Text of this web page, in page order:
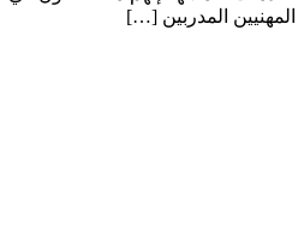
المدربين […]